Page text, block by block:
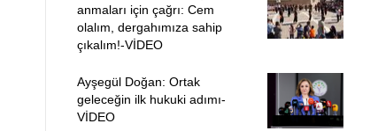
anmaları için çağrı: Cem
olalım, dergahımıza sahip
çıkalım!-VİDEO
Ayşegül Doğan: Ortak
geleceğin ilk hukuki adımı-
VİDEO